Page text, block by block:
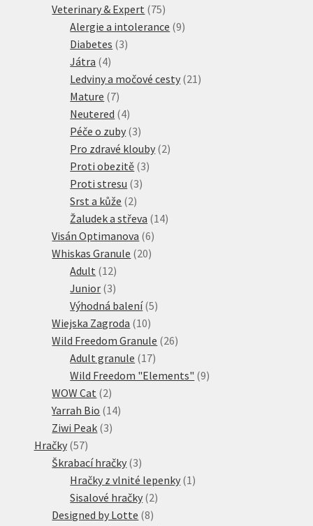
Veterinary & Expert 7575
produktů
Alergie a intolerance 99
Diabetes 33
Játra 44
produkty
Ledviny a močové cesty 21 21
Mature 77
produktů
Neutered 44
produkty
Péče o zuby 33
produkty
Pro zdravé klouby 22
Proti obezitě 33
Proti stresu 33
Srst a kůže 22
produkty
Žaludek a střeva 1414
Visán Optimanova 66
produktů
Whiskas Granule 2020
Adult 1212
produktů
Junior 33
produkty
Výhodná balení 55
Wiejska Zagroda 1010
produktů
Wild Freedom Granule 2626
Adult granule 1717
produktů
Wild Freedom "Elements" 99
WOW Cat 22
produkty
Yarrah Bio 1414
Ziwi Peak 33
Hračky 5757
produktů
Škrabací hračky 33
produkty
Hračky z vlnité lepenky 1 1
Sisalové hračky 22
Designed by Lotte 88